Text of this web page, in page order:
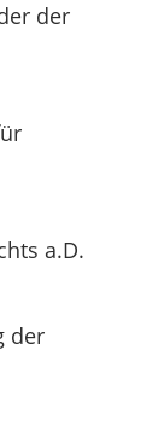
der
a.D.
der